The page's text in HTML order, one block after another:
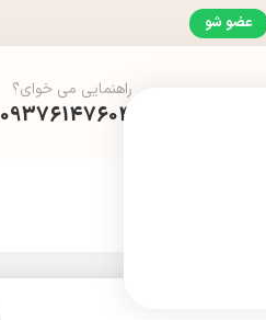
عضو شو
راهنمایی می خوای؟
09376147604